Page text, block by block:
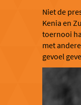
Niet de
Kenia en
toernooi
met
gevoel